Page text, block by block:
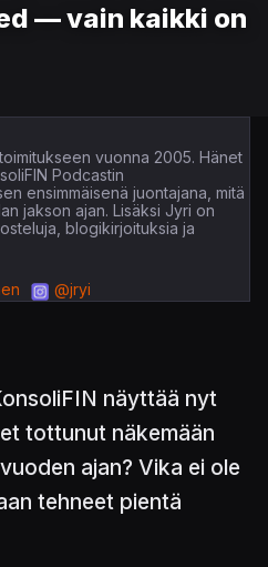
— vain kaikki on
vuonna 2005. Hänet
Podcastin
ensimmäisenä juontajana, mitä
jakson ajan. Lisäksi Jyri on
blogikirjoituksia ja
@jryi
näyttää nyt
tottunut näkemään
ajan? Vika ei ole
tehneet pientä